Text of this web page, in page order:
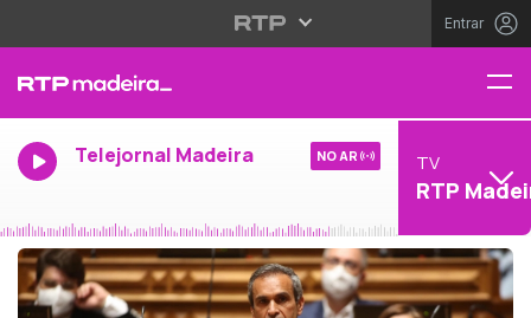
Entrar
Telejornal Madeira NO AR TV
RTP